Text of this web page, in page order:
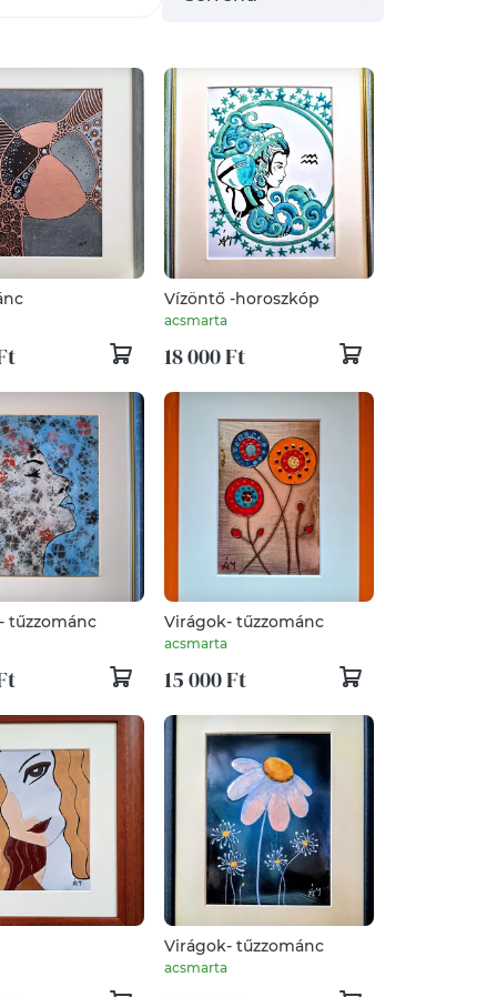
Vízöntő -horoszkóp
acsmarta
18 000 Ft
tűzzománc Virágok- tűzzománc
acsmarta
15 000 Ft
Virágok- tűzzománc
acsmarta